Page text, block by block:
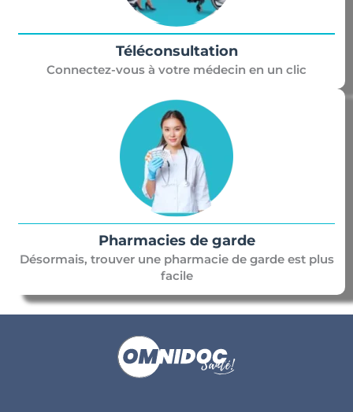
Téléconsultation
Connectez-vous à votre médecin en un clic
Pharmacies de garde
Désormais, trouver une pharmacie de garde est plus
facile